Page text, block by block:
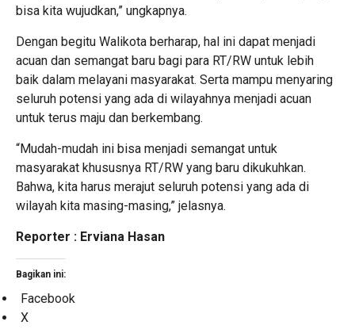
bisa kita wujudkan,” ungkapnya.
Dengan begitu Walikota berharap, hal ini dapat menjadi
acuan dan semangat baru bagi para RT/RW untuk lebih
baik dalam melayani masyarakat. Serta mampu menyaring
seluruh potensi yang ada di wilayahnya menjadi acuan
untuk terus maju dan berkembang.
“Mudah-mudah ini bisa menjadi semangat untuk
masyarakat khususnya RT/RW yang baru dikukuhkan.
Bahwa, kita harus merajut seluruh potensi yang ada di
wilayah kita masing-masing,” jelasnya.
Reporter : Erviana Hasan
Bagikan ini:
Facebook
X